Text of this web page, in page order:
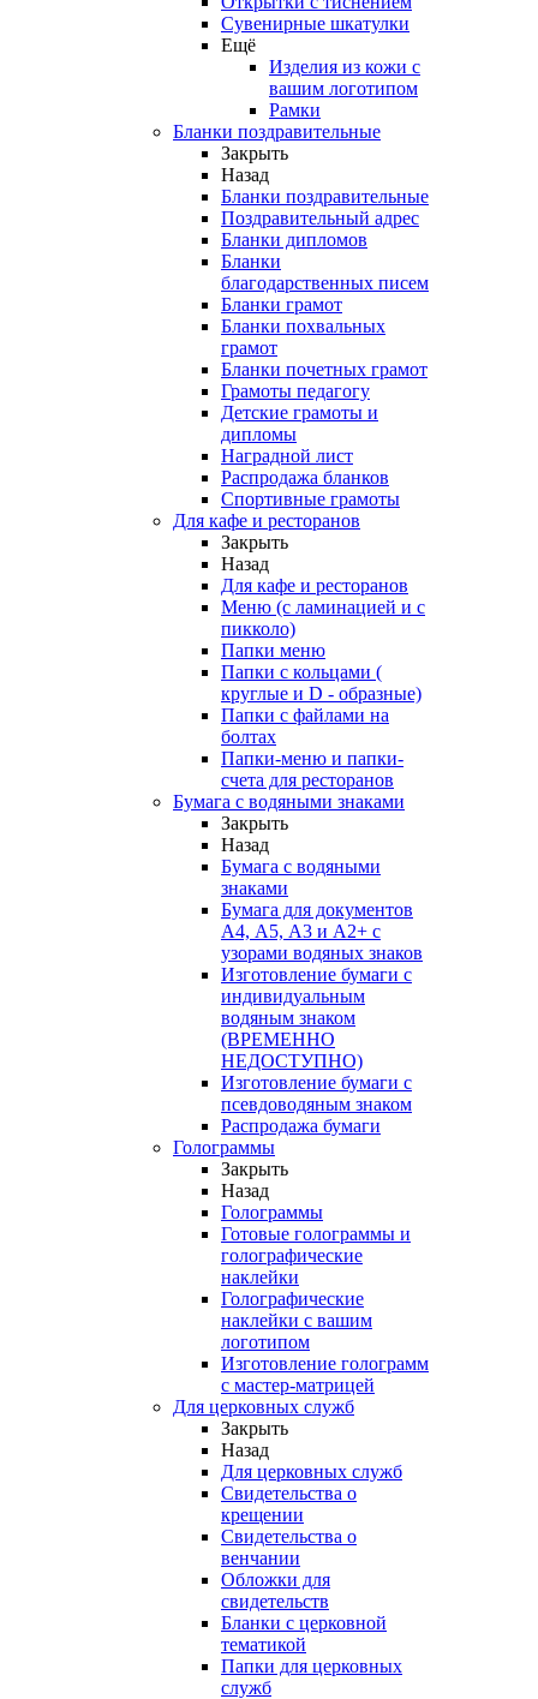
Сувенирные шкатулки
Ещё
Изделия из кожи с
вашим логотипом
Рамки
Бланки поздравительные
Закрыть
Назад
Бланки поздравительные
Поздравительный адрес
Бланки дипломов
Бланки
благодарственных писем
Бланки грамот
Бланки похвальных
грамот
Бланки почетных грамот
Грамоты педагогу
Детские грамоты и
дипломы
Наградной лист
Распродажа бланков
Спортивные грамоты
Для кафе и ресторанов
Закрыть
Назад
Для кафе и ресторанов
Меню (с ламинацией и с
пикколо)
Папки меню
Папки с кольцами (
круглые и D - образные)
Папки с файлами на
болтах
Папки-меню и папки-
счета для ресторанов
Бумага с водяными знаками
Закрыть
Назад
Бумага с водяными
знаками
Бумага для документов
А4, А5, А3 и А2+ с
узорами водяных знаков
Изготовление бумаги с
индивидуальным
водяным знаком
(ВРЕМЕННО
НЕДОСТУПНО)
Изготовление бумаги с
псевдоводяным знаком
Распродажа бумаги
Голограммы
Закрыть
Назад
Голограммы
Готовые голограммы и
голографические
наклейки
Голографические
наклейки с вашим
логотипом
Изготовление голограмм
с мастер-матрицей
Для церковных служб
Закрыть
Назад
Для церковных служб
Свидетельства о
крещении
Свидетельства о
венчании
Обложки для
свидетельств
Бланки с церковной
тематикой
Папки для церковных
служб